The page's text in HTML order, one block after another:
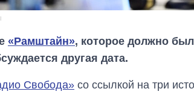
«Рамштайн», которое должно
другая дата.
Свобода» со ссылкой на три